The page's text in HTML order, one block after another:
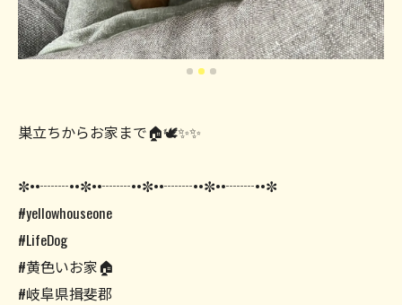
巣立ちからお家まで🏠🕊️✨✨
✼••┈┈••✼••┈┈••✼••┈┈••✼••┈┈••✼
#yellowhouseone
#LifeDog
#黄色いお家🏠
#岐阜県揖斐郡